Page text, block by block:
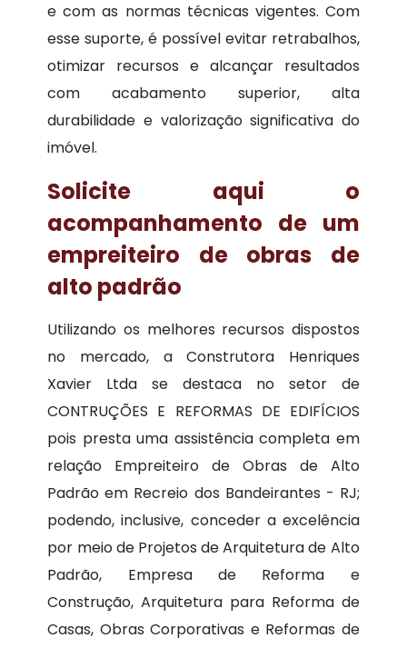
e com as normas técnicas vigentes. Com
esse suporte, é possível evitar retrabalhos,
otimizar recursos e alcançar resultados
com acabamento superior, alta
durabilidade e valorização significativa do
imóvel.
Solicite aqui o
acompanhamento de um
empreiteiro de obras de
alto padrão
Utilizando os melhores recursos dispostos
no mercado, a Construtora Henriques
Xavier Ltda se destaca no setor de
CONTRUÇÕES E REFORMAS DE EDIFÍCIOS
pois presta uma assistência completa em
relação Empreiteiro de Obras de Alto
Padrão em Recreio dos Bandeirantes - RJ;
podendo, inclusive, conceder a excelência
por meio de Projetos de Arquitetura de Alto
Padrão, Empresa de Reforma e
Construção, Arquitetura para Reforma de
Casas, Obras Corporativas e Reformas de